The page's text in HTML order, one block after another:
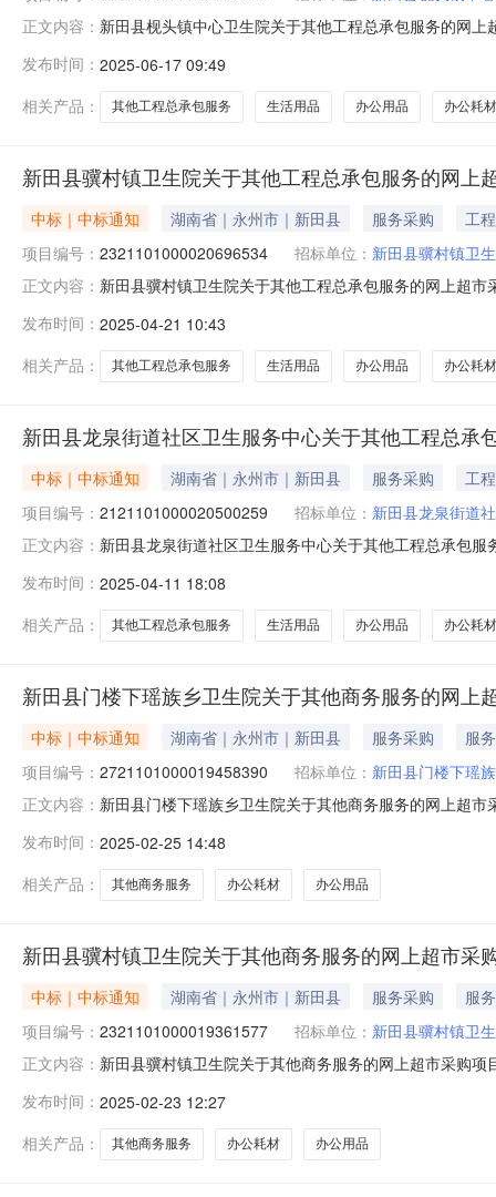
正文内容： 新田县枧头镇中心卫生院关于其他工程总承包服务的网
划编码:431128项目所在行政区划名称:湖南省永州市新
发布时间： 2025-06-17 09:49
相关产品：
其他工程总承包服务 生活用品 办公用品 办公耗材
新田县骥村镇卫生院关于其他工程总承包服务的网上
中标｜中标通知 湖南省｜永州市｜新田县 服务采购
工程
项目编号： 2321101000020696534 招标单位： 新田县骥村镇卫
正文内容： 新田县骥村镇卫生院关于其他工程总承包服务的网上超
码:431128项目所在行政区划名称:湖南省永州市新田县
发布时间： 2025-04-21 10:43
相关产品：
其他工程总承包服务 生活用品 办公用品 办公耗材
新田县龙泉街道社区卫生服务中心关于其他工程总承
中标｜中标通知 湖南省｜永州市｜新田县 服务采购
工程
项目编号： 2121101000020500259 招标单位： 新田县龙泉街道
正文内容： 新田县龙泉街道社区卫生服务中心关于其他工程总承包
划编码:431128项目所在行政区划名称:湖南省永州市新
发布时间： 2025-04-11 18:08
相关产品：
其他工程总承包服务 生活用品 办公用品 办公耗材
新田县门楼下瑶族乡卫生院关于其他商务服务的网上
中标｜中标通知 湖南省｜永州市｜新田县 服务采购
服务
项目编号： 2721101000019458390 招标单位： 新田县门楼下瑶
正文内容： 新田县门楼下瑶族乡卫生院关于其他商务服务的网上超
在行政区划名称:湖南省永州市新田县报价起止时间:-二
发布时间： 2025-02-25 14:48
相关产品：
其他商务服务 办公耗材 办公用品
新田县骥村镇卫生院关于其他商务服务的网上超市采
中标｜中标通知 湖南省｜永州市｜新田县 服务采购
服务
项目编号： 2321101000019361577 招标单位： 新田县骥村镇卫
正文内容： 新田县骥村镇卫生院关于其他商务服务的网上超市采购
行政区划名称:湖南省永州市新田县报价起止时间:-二、
发布时间： 2025-02-23 12:27
相关产品：
其他商务服务 办公耗材 办公用品